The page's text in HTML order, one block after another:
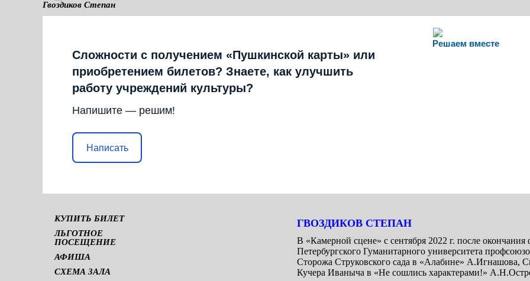
Гвоздиков Степан
Решаем вместе
Сложности с получением «Пушкинской карты» или
приобретением билетов? Знаете, как улучшить
работу учреждений культуры?
Напишите — решим!
Написать
КУПИТЬ БИЛЕТ
ЛЬГОТНОЕ
ПОСЕЩЕНИЕ
АФИША
СХЕМА ЗАЛА
ГВОЗДИКОВ СТЕПАН
В «Камерной сцене» с сентября 2022 г. после окончания
Петербургского Гуманитарного университета
Сторожа Струковского сада в «Алабине» А.Игнашова,
Кучера Иваныча в «Не сошлись характерами!»